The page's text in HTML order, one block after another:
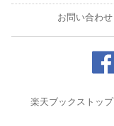
お問い合わせ
楽天ブックストップ